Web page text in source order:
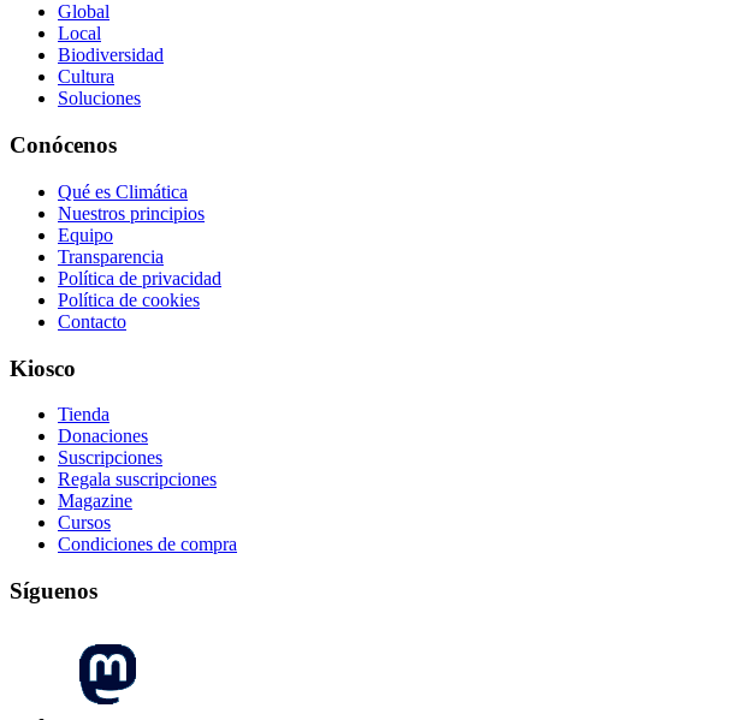
Global
Local
Biodiversidad
Cultura
Soluciones
Conócenos
Qué es Climática
Nuestros principios
Equipo
Transparencia
Política de privacidad
Política de cookies
Contacto
Kiosco
Tienda
Donaciones
Suscripciones
Regala suscripciones
Magazine
Cursos
Condiciones de compra
Síguenos